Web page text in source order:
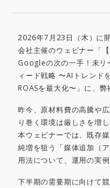
2026年7月23日（木）に
会社主催のウェビナー「
Googleの次の一手！未
ィード戦略 〜AIトレンド
ROASを最大化〜」に、弊
昨今、原材料費の高騰や
り巻く環境は厳しさを増し
本ウェビナーでは、既存
純増を狙う「媒体追加（
用法について、運用の実
下半期の需要期に向けて